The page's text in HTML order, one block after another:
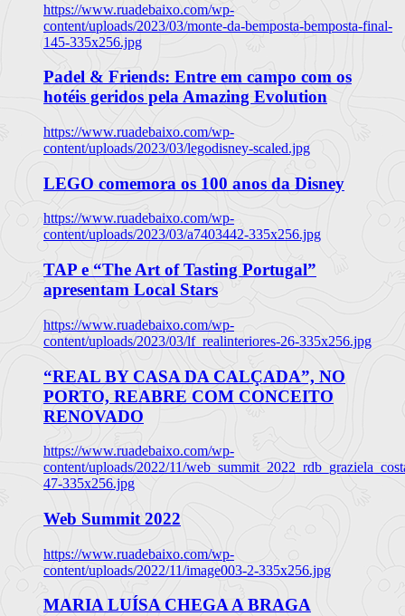
https://www.ruadebaixo.com/wp-
content/uploads/2023/03/monte-da-bemposta-bemposta-final-
145-335x256.jpg
Padel & Friends: Entre em campo com os
hotéis geridos pela Amazing Evolution
https://www.ruadebaixo.com/wp-
content/uploads/2023/03/legodisney-scaled.jpg
LEGO comemora os 100 anos da Disney
https://www.ruadebaixo.com/wp-
content/uploads/2023/03/a7403442-335x256.jpg
TAP e “The Art of Tasting Portugal”
apresentam Local Stars
https://www.ruadebaixo.com/wp-
content/uploads/2023/03/lf_realinteriores-26-335x256.jpg
“REAL BY CASA DA CALÇADA”, NO
PORTO, REABRE COM CONCEITO
RENOVADO
https://www.ruadebaixo.com/wp-
content/uploads/2022/11/
47-335x256.jpg
Web Summit 2022
https://www.ruadebaixo.com/wp-
content/uploads/2022/11/image003-2-335x256.jpg
MARIA LUÍSA CHEGA A BRAGA